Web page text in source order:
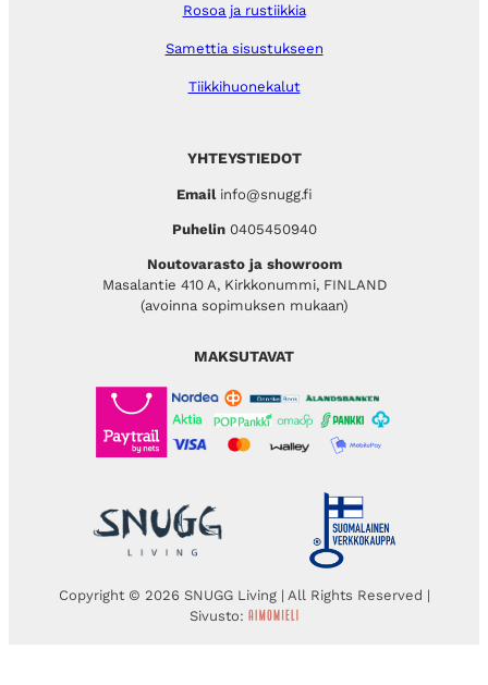
YHTEYSTIEDOT
Emailinfo@snugg.fi
Puhelin 0405450940
Noutovarasto ja showroom
Masalantie 410 A, Kirkkonummi, FINLAND
(avoinna sopimuksen mukaan)
Rosoa ja rustiikkia
Samettia sisustukseen
Tiikkihuonekalut
MAKSUTAVAT
Copyright © 2026 SNUGG Living | All Rights Reserved |
Sivusto: